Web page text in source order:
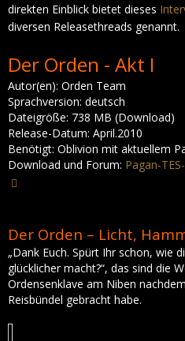
direkten Einblick bietet dieses
diversen Releasethreads genannt.
Der Orden - Akt I
Autor(en): Orden Team
Sprachversion: deutsch
Dateigröße: 738 MB (Download)
Release-Datum: April.2010
Benötigt: Oblivion mit aktuellem
Download und Forum: Pagan-
Der Orden – Licht,
„Dank Euch. Spürt Ihr schon, wie
glücklicher macht?“, das sind die
Ordensenklave am Niben
Reisbündel gebracht habe.